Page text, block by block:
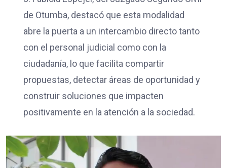
de Otumba, destacó que esta modalidad
abre la puerta a un intercambio directo tanto
con el personal judicial como con la
ciudadanía, lo que facilita compartir
propuestas, detectar áreas de oportunidad y
construir soluciones que impacten
positivamente en la atención a la sociedad.